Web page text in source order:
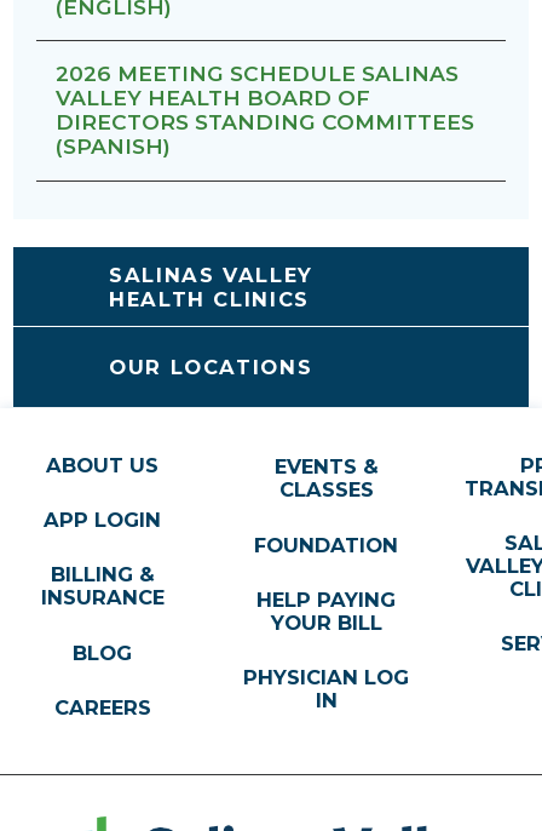
(ENGLISH)
2026 MEETING SCHEDULE SALINAS
VALLEY HEALTH BOARD OF
DIRECTORS STANDING COMMITTEES
(SPANISH)
SALINAS VALLEY
HEALTH CLINICS
OUR LOCATIONS
ABOUT US
APP LOGIN
BILLING &
INSURANCE
BLOG
CAREERS
EVENTS &
CLASSES
FOUNDATION
HELP PAYING
YOUR BILL
PHYSICIAN LOG
IN